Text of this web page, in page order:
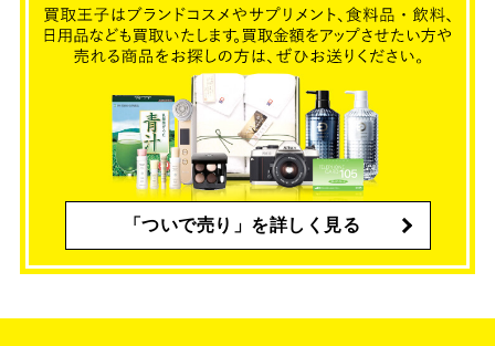
「ついで売り」を詳しく見る